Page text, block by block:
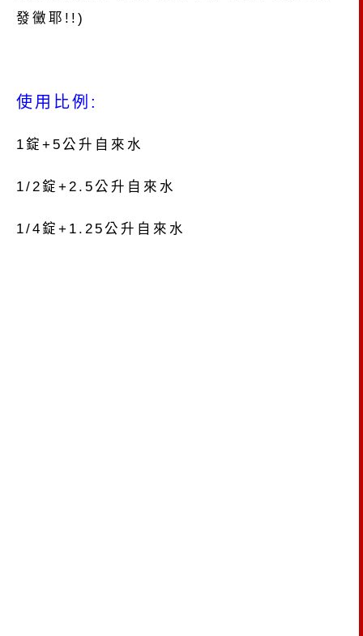
發黴耶!!)
使用比例:
1錠+5公升自來水
1/2錠+2.5公升自來水
1/4錠+1.25公升自來水